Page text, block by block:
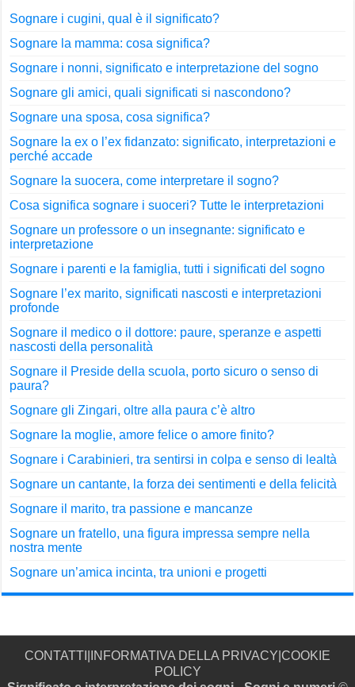
Sognare i cugini, qual è il significato?
Sognare la mamma: cosa significa?
Sognare i nonni, significato e interpretazione del sogno
Sognare gli amici, quali significati si nascondono?
Sognare una sposa, cosa significa?
Sognare la ex o l’ex fidanzato: significato, interpretazioni e
perché accade
Sognare la suocera, come interpretare il sogno?
Cosa significa sognare i suoceri? Tutte le interpretazioni
Sognare un professore o un insegnante: significato e
interpretazione
Sognare i parenti e la famiglia, tutti i significati del sogno
Sognare l’ex marito, significati nascosti e interpretazioni
profonde
Sognare il medico o il dottore: paure, speranze e aspetti
nascosti della personalità
Sognare il Preside della scuola, porto sicuro o senso di
paura?
Sognare gli Zingari, oltre alla paura c’è altro
Sognare la moglie, amore felice o amore finito?
Sognare i Carabinieri, tra sentirsi in colpa e senso di lealtà
Sognare un cantante, la forza dei sentimenti e della felicità
Sognare il marito, tra passione e mancanze
Sognare un fratello, una figura impressa sempre nella
nostra mente
Sognare un’amica incinta, tra unioni e progetti
CONTATTI INFORMATIVA DELLA PRIVACY COOKIE
POLICY